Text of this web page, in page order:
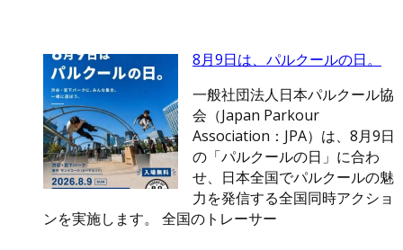
8月9日は、パルクールの日。
一般社団法人日本パルクール協
会（Japan Parkour
Association：JPA）は、8月9日
の「パルクールの日」に合わ
せ、日本全国でパルクールの魅
力を発信する全国同時アクショ
ンを実施します。 全国のトレーサー